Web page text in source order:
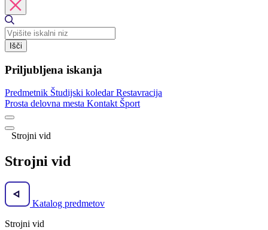
Išči
Priljubljena iskanja
Predmetnik Študijski koledarRestavracija
Prosta delovna mesta Kontakt Šport
Strojni vid
Strojni vid
Katalog predmetov
Strojni vid